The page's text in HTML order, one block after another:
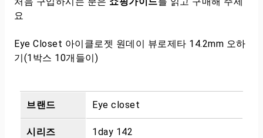
요
Eye Closet 아이클로젯 원데이 뷰로제타 14.2mm 오하
기(1박스 10개들이)
브랜드 Eye closet
시리즈 1day 142